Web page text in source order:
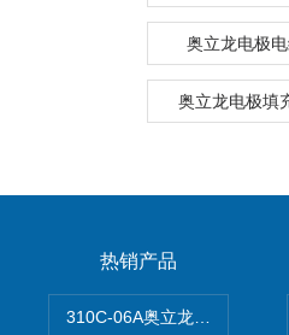
奥立龙电极
奥立龙电极填
热销产品
310C-06A奥立龙实验室台式